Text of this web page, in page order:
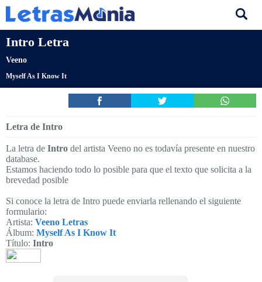
Intro Letra
Veeno
Myself As I Know It
Letra de Intro
La letra de Intro del artista Veeno no es todavía presente en nuestro
database.
Estamos haciendo todo lo posible para que el texto que solicita a la
brevedad posible
Si conoce la letra de Intro puede enviarla rellenando el siguiente
formulario:
Artista: Veeno Letras
Álbum: Myself As I Know It
Título: Intro